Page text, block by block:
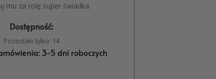
mu za rolę super świadka.
Dostępność:
Pozostało tylko: 14
3-5 dni roboczych